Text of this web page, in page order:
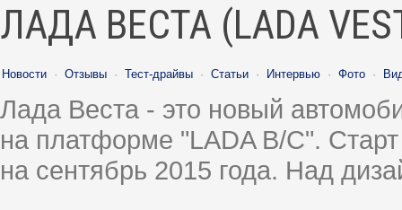
ЛАДА ВЕСТА (LADA
Новости · Отзывы · Тест-драйвы · Статьи · Интервью · Фото ·
Лада Веста - это новый
на платформе "LADA B/C".
на сентябрь 2015 года. Над